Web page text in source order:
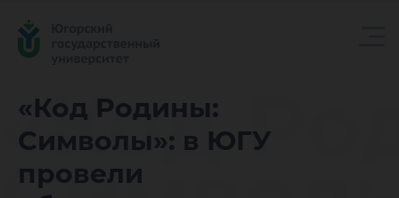
«Код Родины:
Символы»: в ЮГУ
провели
«Код